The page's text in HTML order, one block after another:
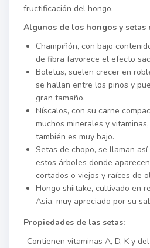
fructificación del hongo.
Algunos de los hongos y setas
Champiñón, con bajo
de fibra favorece el efecto
Boletus, suelen crecer en
se hallan entre los pinos y
gran tamaño.
Níscalos, con su carne
muchos minerales y
también es muy bajo.
Setas de chopo, se llaman
estos árboles donde
cortados o viejos y raíces de
Hongo shiitake, cultivado en
Asia, muy apreciado por su
Propiedades de las setas:
-Contienen vitaminas A, D, K y